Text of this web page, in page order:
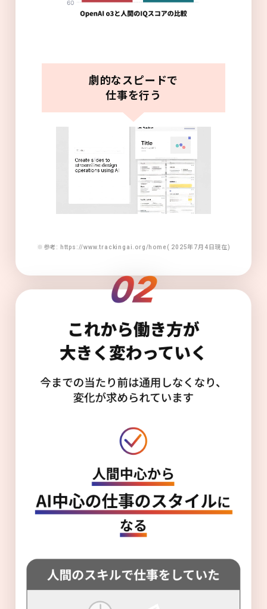
劇的なスピードで
仕事を行う
※参考: https://www.trackingai.org/home( 2025年7月4日現在)